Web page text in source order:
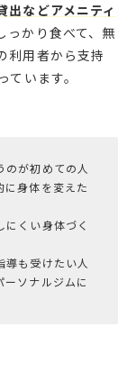
などアメニティ
っかり食べて、無
利用者から支持
ています。
のが初めての人
に身体を変えた
にくい身体づく
導も受けたい人
ーソナルジムに